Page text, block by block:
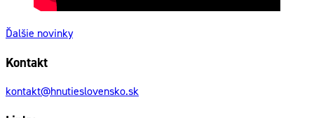
Ďalšie novinky
Kontakt
kontakt@hnutieslovensko.sk